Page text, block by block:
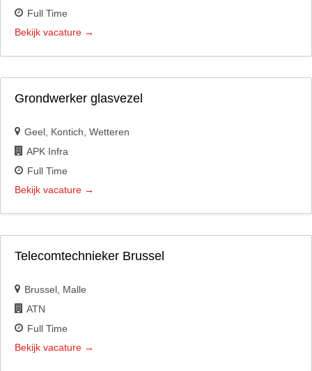
Full Time
Bekijk vacature
Grondwerker glasvezel
Geel Kontich Wetteren
APK Infra
Full Time
Bekijk vacature
Telecomtechnieker Brussel
Brussel Malle
ATN
Full Time
Bekijk vacature